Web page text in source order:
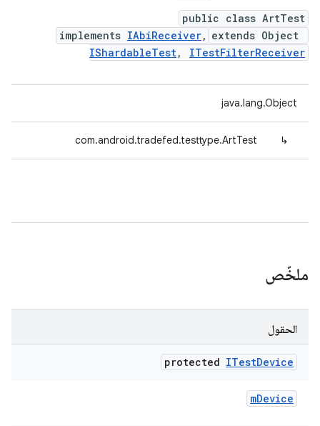
public class ArtTest
extends Object
implements IAbiReceiver,
IShardableTest, ITestFilterReceiver
java.lang.Object
↳
com.android.tradefed.testtype.ArtTest
ملخّص
الحقول
protected ITestDevice
mDevice